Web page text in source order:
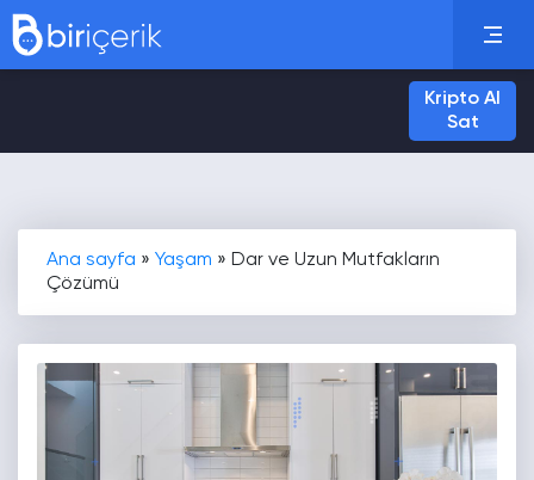
Kripto Al
Sat
Ana sayfa » Yaşam » Dar ve Uzun Mutfakların
Çözümü